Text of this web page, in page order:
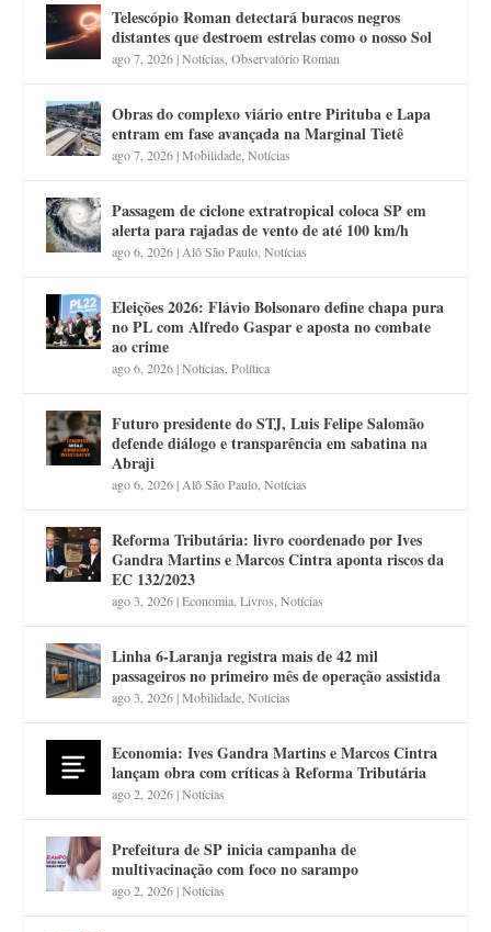
Telescópio Roman detectará buracos negros
distantes que destroem estrelas como o nosso Sol
ago 7, 2026|Notícias ,Observatório Roman
Obras do complexo viário entre Pirituba e Lapa
entram em fase avançada na Marginal Tietê
ago 7, 2026|Mobilidade ,Notícias
Passagem de ciclone extratropical coloca SP em
alerta para rajadas de vento de até 100 km/h
ago 6, 2026| Alô São Paulo ,Notícias
Eleições 2026: Flávio Bolsonaro define chapa pura
no PL com Alfredo Gaspar e aposta no combate
ao crime
ago 6, 2026|Notícias ,Política
Futuro presidente do STJ, Luis Felipe Salomão
defende diálogo e transparência em sabatina na
Abraji
ago 6, 2026| Alô São Paulo ,Notícias
Reforma Tributária: livro coordenado por Ives
Gandra Martins e Marcos Cintra aponta riscos da
EC 132/2023
ago 3, 2026|Economia ,Livros ,Notícias
Linha 6-Laranja registra mais de 42 mil
passageiros no primeiro mês de operação assistida
ago 3, 2026|Mobilidade ,Notícias
Economia: Ives Gandra Martins e Marcos Cintra
lançam obra com críticas à Reforma Tributária
ago 2, 2026|Notícias
Prefeitura de SP inicia campanha de
multivacinação com foco no sarampo
ago 2, 2026|Notícias